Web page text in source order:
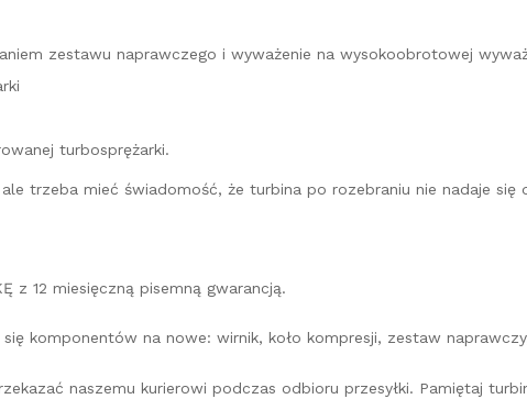
zestawu naprawczego i wyważenie na wysokoobrotowej
turbosprężarki.
trzeba mieć świadomość, że turbina po rozebraniu nie nadaje
z 12 miesięczną pisemną gwarancją.
komponentów na nowe: wirnik, koło kompresji, zestaw
naszemu kurierowi podczas odbioru przesyłki. Pamiętaj